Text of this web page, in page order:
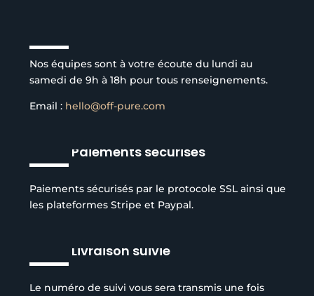
Nos équipes sont à votre écoute du lundi au
samedi de 9h à 18h pour tous renseignements.
Email : hello@off-pure.com
Paiements sécurisés
Paiements sécurisés par le protocole SSL ainsi que
les plateformes Stripe et Paypal.
Livraison suivie
Le numéro de suivi vous sera transmis une fois